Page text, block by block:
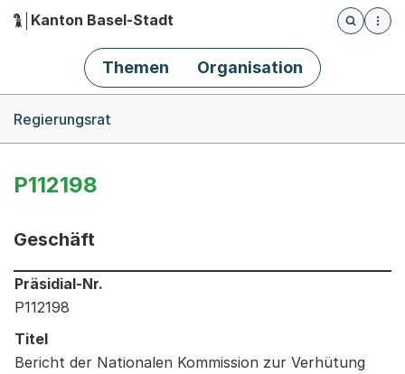
Hauptnavigation
Kanton Basel-Stadt
Öffnet
Themen Organisation
Regierungsrat
P112198
Geschäft
Informationen zum Ausgewählten Geschäft
Präsidial-Nr.
P112198
Titel
Bericht der Nationalen Kommission zur Verhütung